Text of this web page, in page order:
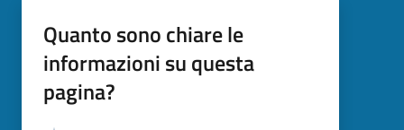
Quanto sono chiare le
informazioni su questa
pagina?